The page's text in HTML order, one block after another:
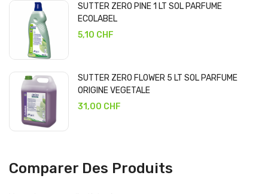
SUTTER ZERO PINE 1 LT SOL PARFUME
ECOLABEL
5,10 CHF
SUTTER ZERO FLOWER 5 LT SOL PARFUME
ORIGINE VEGETALE
31,00 CHF
Comparer Des Produits